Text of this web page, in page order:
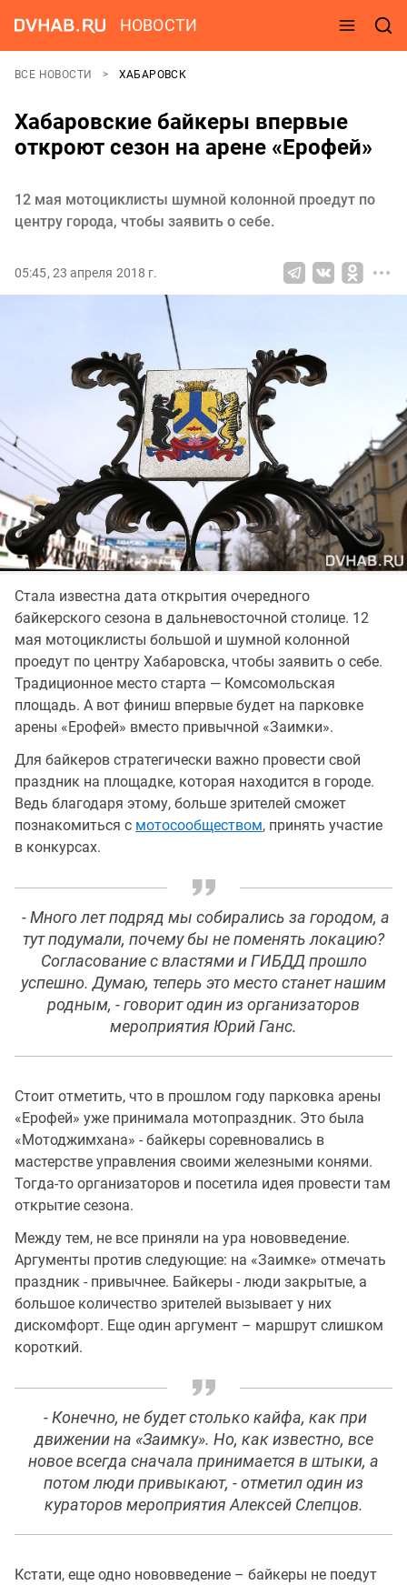
НОВОСТИ
ВСЕ НОВОСТИ ХАБАРОВСК
Хабаровские байкеры впервые
откроют сезон на арене «Ерофей»
12 мая мотоциклисты шумной колонной проедут по
центру города, чтобы заявить о себе.
05:45, 23 апреля 2018 г.
Стала известна дата открытия очередного
байкерского сезона в дальневосточной столице. 12
мая мотоциклисты большой и шумной колонной
проедут по центру Хабаровска, чтобы заявить о себе.
Традиционное место старта — Комсомольская
площадь. А вот финиш впервые будет на парковке
арены «Ерофей» вместо привычной «Заимки».
Для байкеров стратегически важно провести свой
праздник на площадке, которая находится в городе.
Ведь благодаря этому, больше зрителей сможет
познакомиться с мотосообществом, принять участие
в конкурсах.
- Много лет подряд мы собирались за городом, а
тут подумали, почему бы не поменять локацию?
Согласование с властями и ГИБДД прошло
успешно. Думаю, теперь это место станет нашим
родным, - говорит один из организаторов
мероприятия Юрий Ганс.
Стоит отметить, что в прошлом году парковка арены
«Ерофей» уже принимала мотопраздник. Это была
«Мотоджимхана» - байкеры соревновались в
мастерстве управления своими железными конями.
Тогда-то организаторов и посетила идея провести там
открытие сезона.
Между тем, не все приняли на ура нововведение.
Аргументы против следующие: на «Заимке» отмечать
праздник - привычнее. Байкеры - люди закрытые, а
большое количество зрителей вызывает у них
дискомфорт. Еще один аргумент – маршрут слишком
короткий.
- Конечно, не будет столько кайфа, как при
движении на «Заимку». Но, как известно, все
новое всегда сначала принимается в штыки, а
потом люди привыкают, - отметил один из
кураторов мероприятия Алексей Слепцов.
Кстати, еще одно нововведение – байкеры не поедут